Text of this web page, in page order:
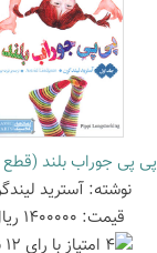
پی پی جوراب بلند
نوشته: آسترید
قیمت: 1400000 ریال